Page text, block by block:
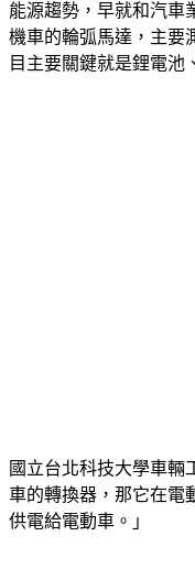
能源趨勢，早就和汽車
機車的輪弧馬達，主要
目主要關鍵就是鋰電池
國立台北科技大學車輛
車的轉換器，那它在電
供電給電動車。」